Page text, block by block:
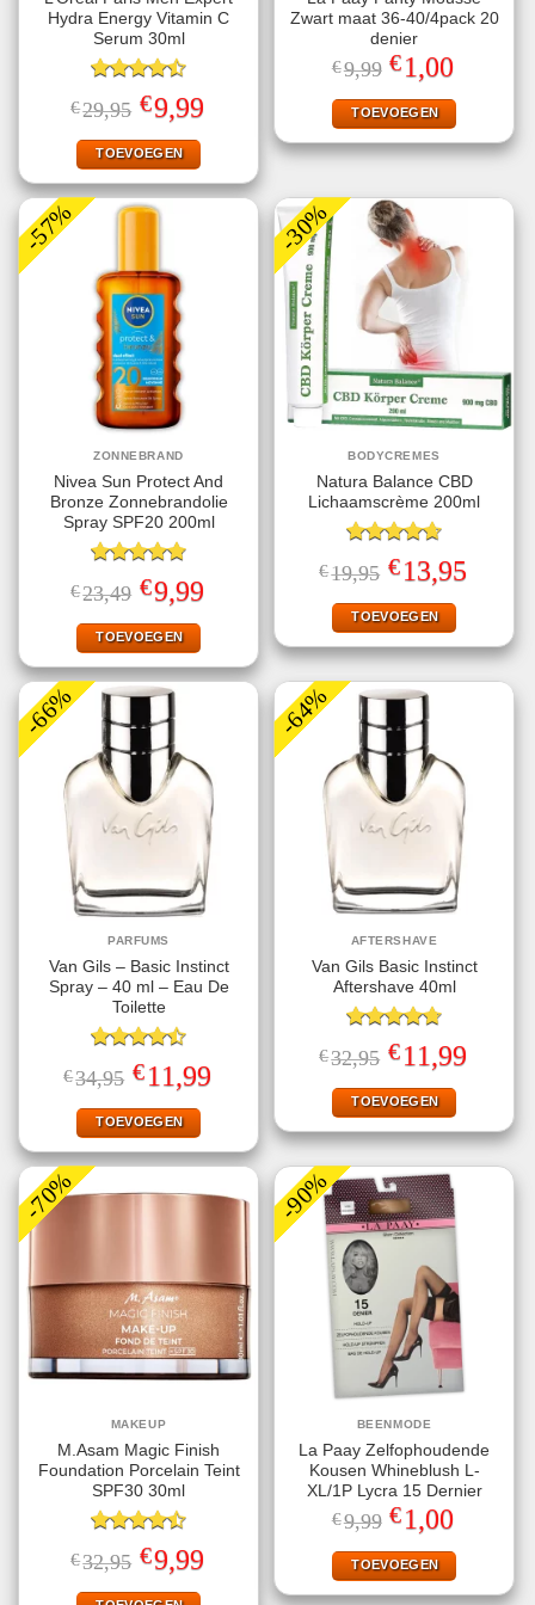
Hydra Energy Vitamin C
Serum 30ml
Gewaardeerd
4.50uit 5
€29,95 Oorspronkelijke
prijs
was:
€29,95.
€9,99Huidige
prijs
TOEVOEGEN
Zwart maat 36-40/4pack 20
denier
€9,99 Oorspronkelijke
prijs
was:
€9,99.
€1,00
is:
€1,00.
TOEVOEGEN
-57%
ZONNEBRAND
Nivea Sun Protect And
Bronze Zonnebrandolie
Spray SPF20 200ml
Gewaardeerd
4.78uit 5
€23,49 Oorspronkelijke
prijs
was:
€23,49.
€9,99Huidige
prijs
TOEVOEGEN
-30%
BODYCREMES
Natura Balance CBD
Lichaamscrème 200ml
Gewaardeerd
4.67uit 5
€19,95 Oorspronkelijke
prijs
was:
€19,95.
€13,95prijs
TOEVOEGEN
-66%
PARFUMS
Van Gils – Basic Instinct
Spray – 40 ml – Eau De
Toilette
Gewaardeerd
4.50uit 5
€34,95 Oorspronkelijke
prijs
was:
€34,95.
€11,99Huidige
prijs
TOEVOEGEN
-64%
AFTERSHAVE
Van Gils Basic Instinct
Aftershave 40ml
Gewaardeerd
4.71uit 5
€32,95 Oorspronkelijke
prijs
was:
€32,95.
€11,99Huidige
prijs
TOEVOEGEN
-70%
MAKEUP
M.Asam Magic Finish
Foundation Porcelain Teint
SPF30 30ml
Gewaardeerd
4.50uit 5
€32,95 Oorspronkelijke
prijs
was:
€9,99Huidige
prijs
-90%
BEENMODE
La Paay Zelfophoudende
Kousen Whineblush L-
XL/1P Lycra 15 Dernier
€9,99 Oorspronkelijke
prijs
was:
€9,99.
€1,00
is:
€1,00.
TOEVOEGEN